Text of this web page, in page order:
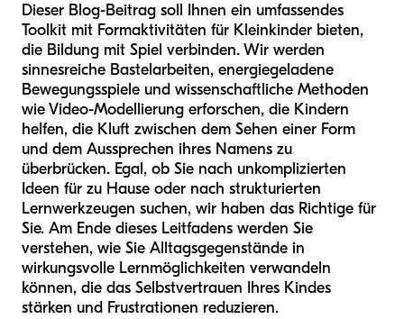
Dieser Blog-Beitrag soll Ihnen ein umfassendes
Toolkit mit Formaktivitäten für Kleinkinder bieten,
die Bildung mit Spiel verbinden. Wir werden
sinnesreiche Bastelarbeiten, energiegeladene
Bewegungsspiele und wissenschaftliche Methoden
wie Video-Modellierung erforschen, die Kindern
helfen, die Kluft zwischen dem Sehen einer Form
und dem Aussprechen ihres Namens zu
überbrücken. Egal, ob Sie nach unkomplizierten
Ideen für zu Hause oder nach strukturierten
Lernwerkzeugen suchen, wir haben das Richtige für
Sie. Am Ende dieses Leitfadens werden Sie
verstehen, wie Sie Alltagsgegenstände in
wirkungsvolle Lernmöglichkeiten verwandeln
können, die das Selbstvertrauen Ihres Kindes
stärken und Frustrationen reduzieren.